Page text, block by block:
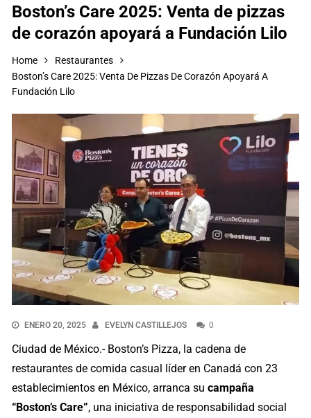
Boston’s Care 2025: Venta de pizzas
de corazón apoyará a Fundación Lilo
Home
Restaurantes
Boston’s Care 2025: Venta De Pizzas De Corazón Apoyará A
Fundación Lilo
ENERO 20, 2025 EVELYN CASTILLEJOS 0
Ciudad de México.- Boston’s Pizza, la cadena de
restaurantes de comida casual líder en Canadá con 23
establecimientos en México, arranca sucampaña
“Boston’s Care”, una iniciativa de responsabilidad social